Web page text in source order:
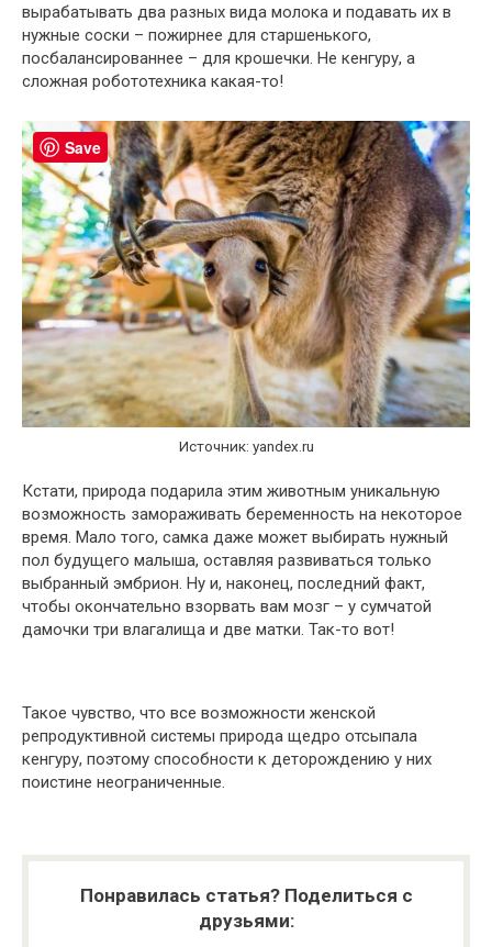
вырабатывать два разных вида молока и подавать их в
нужные соски – пожирнее для старшенького,
посбалансированнее – для крошечки. Не кенгуру, а
сложная робототехника какая-то!
Источник: yandex.ru
Кстати, природа подарила этим животным уникальную
возможность замораживать беременность на некоторое
время. Мало того, самка даже может выбирать нужный
пол будущего малыша, оставляя развиваться только
выбранный эмбрион. Ну и, наконец, последний факт,
чтобы окончательно взорвать вам мозг – у сумчатой
дамочки три влагалища и две матки. Так-то вот!
Такое чувство, что все возможности женской
репродуктивной системы природа щедро отсыпала
кенгуру, поэтому способности к деторождению у них
поистине неограниченные.
Понравилась статья? Поделиться с
друзьями:
Save